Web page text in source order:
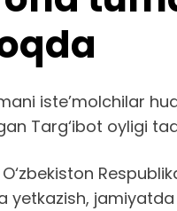
iste’molchilar
Targ‘ibot oyligi
yetkazish,